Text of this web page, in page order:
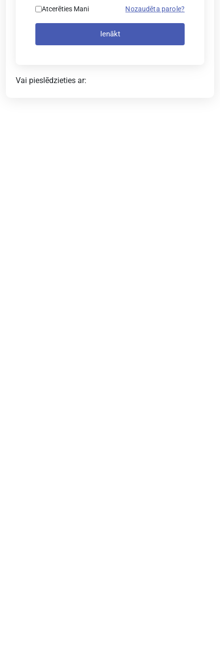
Atcerēties Mani Nozaudēta parole?
Ienākt
Vai pieslēdzieties ar: